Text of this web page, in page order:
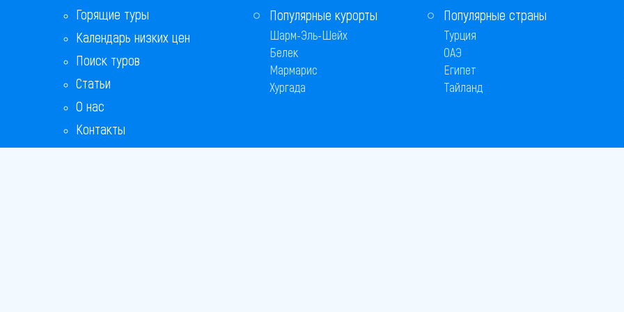
Горящие туры
Календарь низких цен
Поиск туров
Статьи
О нас
Контакты
Бонусная программа
Популярные курорты
Шарм-Эль-Шейх
Белек
Мармарис
Хургада
Популярные страны
Турция
ОАЭ
Египет
Тайланд